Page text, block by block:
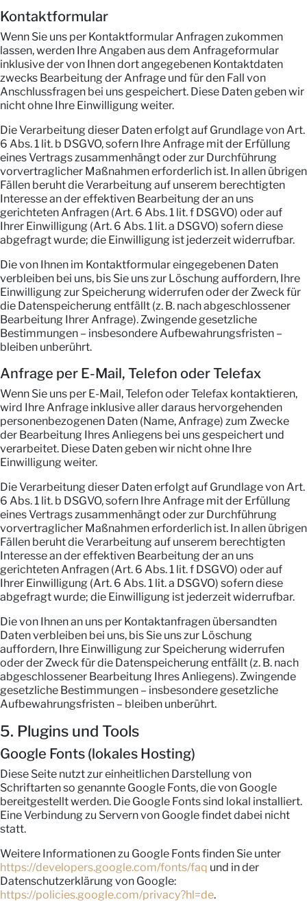
Kontaktformular
Wenn Sie uns per Kontaktformular Anfragen zukommen
lassen, werden Ihre Angaben aus dem Anfrageformular
inklusive der von Ihnen dort angegebenen Kontaktdaten
zwecks Bearbeitung der Anfrage und für den Fall von
Anschlussfragen bei uns gespeichert. Diese Daten geben wir
nicht ohne Ihre Einwilligung weiter.
Die Verarbeitung dieser Daten erfolgt auf Grundlage von Art.
6 Abs. 1 lit. b DSGVO, sofern Ihre Anfrage mit der Erfüllung
eines Vertrags zusammenhängt oder zur Durchführung
vorvertraglicher Maßnahmen erforderlich ist. In allen übrigen
Fällen beruht die Verarbeitung auf unserem berechtigten
Interesse an der effektiven Bearbeitung der an uns
gerichteten Anfragen (Art. 6 Abs. 1 lit. f DSGVO) oder auf
Ihrer Einwilligung (Art. 6 Abs. 1 lit. a DSGVO) sofern diese
abgefragt wurde; die Einwilligung ist jederzeit widerrufbar.
Die von Ihnen im Kontaktformular eingegebenen Daten
verbleiben bei uns, bis Sie uns zur Löschung auffordern, Ihre
Einwilligung zur Speicherung widerrufen oder der Zweck für
die Datenspeicherung entfällt (z. B. nach abgeschlossener
Bearbeitung Ihrer Anfrage). Zwingende gesetzliche
Bestimmungen – insbesondere Aufbewahrungsfristen –
bleiben unberührt.
Anfrage per E-Mail, Telefon oder Telefax
Wenn Sie uns per E-Mail, Telefon oder Telefax kontaktieren,
wird Ihre Anfrage inklusive aller daraus hervorgehenden
personenbezogenen Daten (Name, Anfrage) zum Zwecke
der Bearbeitung Ihres Anliegens bei uns gespeichert und
verarbeitet. Diese Daten geben wir nicht ohne Ihre
Einwilligung weiter.
Die Verarbeitung dieser Daten erfolgt auf Grundlage von Art.
6 Abs. 1 lit. b DSGVO, sofern Ihre Anfrage mit der Erfüllung
eines Vertrags zusammenhängt oder zur Durchführung
vorvertraglicher Maßnahmen erforderlich ist. In allen übrigen
Fällen beruht die Verarbeitung auf unserem berechtigten
Interesse an der effektiven Bearbeitung der an uns
gerichteten Anfragen (Art. 6 Abs. 1 lit. f DSGVO) oder auf
Ihrer Einwilligung (Art. 6 Abs. 1 lit. a DSGVO) sofern diese
abgefragt wurde; die Einwilligung ist jederzeit widerrufbar.
Die von Ihnen an uns per Kontaktanfragen übersandten
Daten verbleiben bei uns, bis Sie uns zur Löschung
auffordern, Ihre Einwilligung zur Speicherung widerrufen
oder der Zweck für die Datenspeicherung entfällt (z. B. nach
abgeschlossener Bearbeitung Ihres Anliegens). Zwingende
gesetzliche Bestimmungen – insbesondere gesetzliche
Aufbewahrungsfristen – bleiben unberührt.
5. Plugins und Tools
Google Fonts (lokales Hosting)
Diese Seite nutzt zur einheitlichen Darstellung von
Schriftarten so genannte Google Fonts, die von Google
bereitgestellt werden. Die Google Fonts sind lokal installiert.
Eine Verbindung zu Servern von Google findet dabei nicht
statt.
Weitere Informationen zu Google Fonts finden Sie unter
https://developers.google.com/fonts/faq und in der
Datenschutzerklärung von Google:
https://policies.google.com/privacy?hl=de.